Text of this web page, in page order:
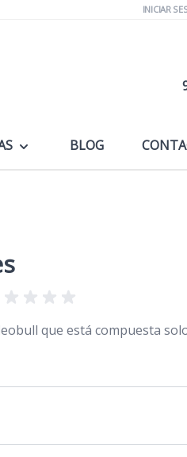
INICIAR
BLOG
que está compuesta